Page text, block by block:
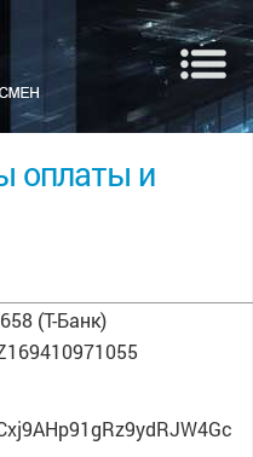
оплаты и
(Т-Банк)